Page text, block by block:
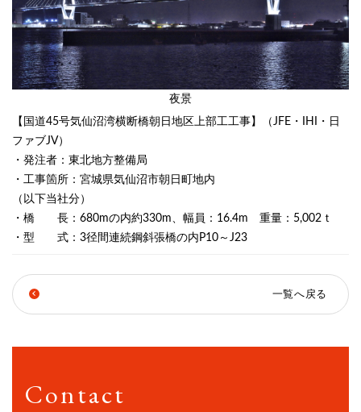
夜景
【国道45号気仙沼湾横断橋朝日地区上部工工事】（JFE・IHI・日
ファブJV）
・発注者：東北地方整備局
・工事箇所：宮城県気仙沼市朝日町地内
（以下当社分）
・橋 長：680mの内約330m、幅員：16.4m 重量：5,002ｔ
・型 式：3径間連続鋼斜張橋の内P10～J23
一覧へ戻る
Contact